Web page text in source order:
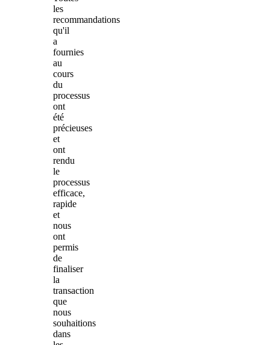
les
recommandations
qu'il
a
fournies
au
cours
du
processus
ont
été
précieuses
et
ont
rendu
le
processus
efficace,
rapide
et
nous
ont
permis
de
finaliser
la
transaction
que
nous
souhaitions
dans